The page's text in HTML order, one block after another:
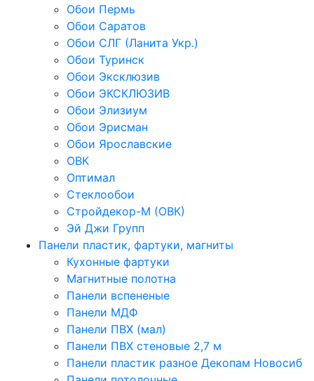
Обои Пермь
Обои Саратов
Обои СЛГ (Ланита Укр.)
Обои Туринск
Обои Эксклюзив
Обои ЭКСКЛЮЗИВ
Обои Элизиум
Обои Эрисман
Обои Ярославские
ОВК
Оптимал
Стеклообои
Стройдекор-М (ОВК)
Эй Джи Групп
Панели пластик, фартуки, магниты
Кухонные фартуки
Магнитные полотна
Панели вспененые
Панели МДФ
Панели ПВХ (мал)
Панели ПВХ стеновые 2,7 м
Панели пластик разное Декопам Новосиб